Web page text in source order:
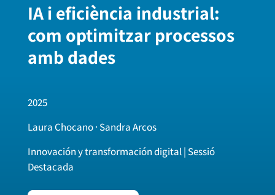
IA i eficiència industrial:
com optimitzar processos
amb dades
2025
Laura Chocano · Sandra Arcos
Innovación y transformación digital | Sessió
Destacada